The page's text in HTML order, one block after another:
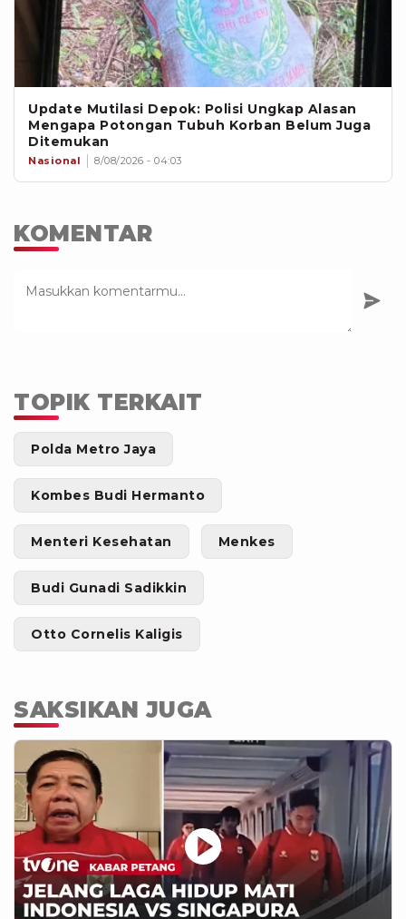
Update Mutilasi Depok: Polisi Ungkap Alasan
Mengapa Potongan Tubuh Korban Belum Juga
Ditemukan
Nasional 8/08/2026 - 04:03
KOMENTAR
TOPIK TERKAIT
Polda Metro Jaya
Kombes Budi Hermanto
Menteri Kesehatan Menkes
Budi Gunadi Sadikkin
Otto Cornelis Kaligis
SAKSIKAN JUGA